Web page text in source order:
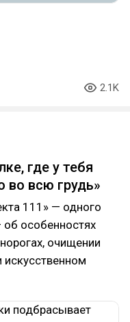
2.1K
где у тебя
во всю грудь»
111» — одного
особенностях
очищении
искусственном